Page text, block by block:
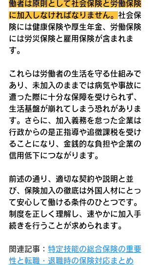
働者は原則として社会保険と労働保険
に加入しなければなりません。 社会保
険には健康保険や厚生年金、労働保険
には労災保険と雇用保険が含まれま
す。
これらは労働者の生活を守る仕組みで
あり、未加入のままでは病気や事故に
遭った際に十分な保障を受けられず、
生活基盤が崩れてしまう恐れがありま
す。さらに、加入義務を怠った企業は
行政からの是正指導や追徴課税を受け
ることになり、金銭的な負担や企業の
信用低下につながります。
前述の通り、適切な契約や説明と並
び、保険加入の徹底は外国人材にとっ
て安心して働ける条件のひとつです。
制度を正しく理解し、速やかに加入手
続きを行うことが求められます。
関連記事： 特定技能の総合保険の重要
性と転職・退職時の保険対応まとめ